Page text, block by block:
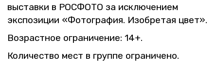
вы­став­ки в РОС­ФО­ТО за ис­клю­че­ни­ем
экс­по­зи­ции «Фо­то­гра­фия. Изоб­ре­тая цвет».
Воз­раст­ное огра­ни­че­ние: 14+.
Ко­ли­че­ство мест в груп­пе огра­ни­че­но.